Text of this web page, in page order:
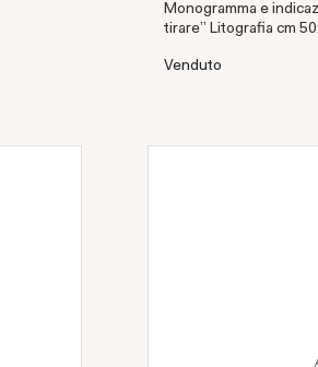
Monogramma e
tirare" Litografia cm
Venduto